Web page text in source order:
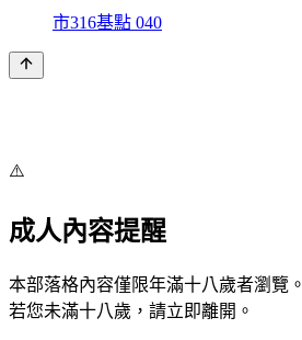
市316基點 040
⚠️
成人內容提醒
本部落格內容僅限年滿十八歲者瀏覽。
若您未滿十八歲，請立即離開。